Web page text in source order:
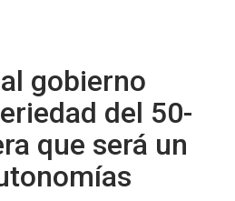
gobierno
del 50-
que será un